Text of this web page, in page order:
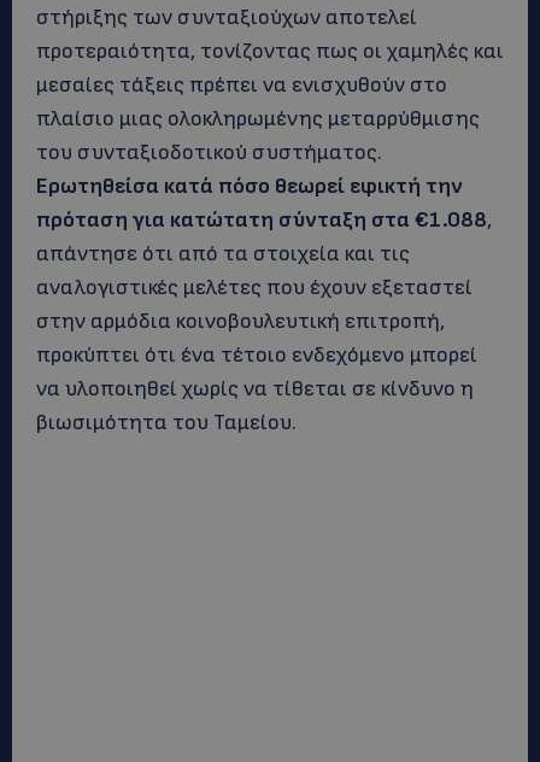
στήριξης των συνταξιούχων αποτελεί
προτεραιότητα, τονίζοντας πως οι χαμηλές και
μεσαίες τάξεις πρέπει να ενισχυθούν στο
πλαίσιο μιας ολοκληρωμένης μεταρρύθμισης
του συνταξιοδοτικού συστήματος.
Ερωτηθείσα κατά πόσο θεωρεί εφικτή την
πρόταση για κατώτατη σύνταξη στα €1.088,
απάντησε ότι από τα στοιχεία και τις
αναλογιστικές μελέτες που έχουν εξεταστεί
στην αρμόδια κοινοβουλευτική επιτροπή,
προκύπτει ότι ένα τέτοιο ενδεχόμενο μπορεί
να υλοποιηθεί χωρίς να τίθεται σε κίνδυνο η
βιωσιμότητα του Ταμείου.